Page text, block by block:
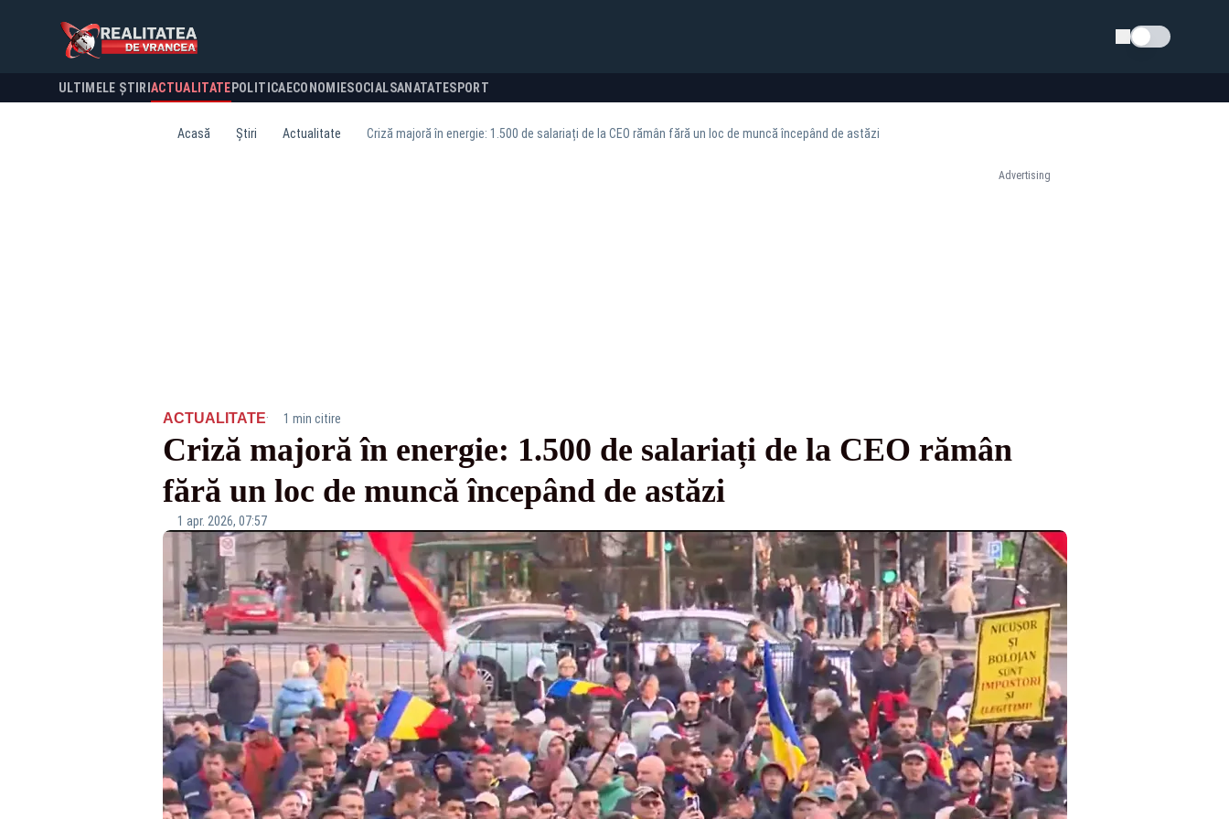
Schimba tema
ULTIMELE ȘTIRI ACTUALITATE POLITICA ECONOMIESOCIALSANATATESPORT
Acasă Știri Actualitate Criză majoră în energie: 1.500 de salariați de la CEO rămân fără un loc de muncă începând de astăzi
Advertising
ACTUALITATE· 1 min citire
Criză majoră în energie: 1.500 de salariați de la CEO rămân
fără un loc de muncă începând de astăzi
1 apr. 2026, 07:57